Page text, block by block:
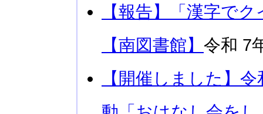
【報告】「漢字で
【南図書館】 令和 7
【開催しました】